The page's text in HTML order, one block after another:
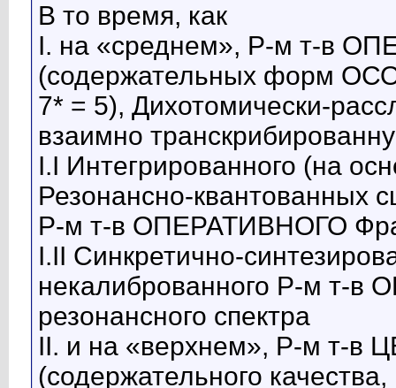
В то время, как
I. на «среднем», Р-м т-в
(содержательных форм
7* = 5), Дихотомически-
взаимно
I.I Интегрированного (на
Резонансно-квантованных
Р-м т-в ОПЕРАТИВНОГО
I.II Синкретично-
некалиброванного Р-м т-
резонансного спектра
II. и на «верхнем», Р-м т-в
(содержательного